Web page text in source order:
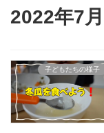
2022年7月
子どもたちの様子